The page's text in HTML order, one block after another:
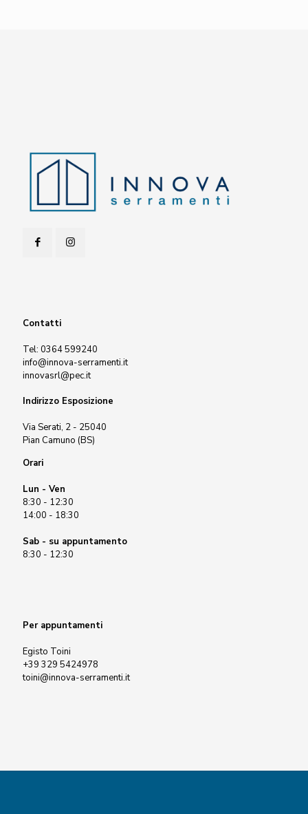
Contatti
Tel: 0364 599240
info@innova-serramenti.it
innovasrl@pec.it
Indirizzo Esposizione
Via Serati, 2 - 25040
Pian Camuno (BS)
Orari
Lun - Ven
8:30 - 12:30
14:00 - 18:30
Sab - su appuntamento
8:30 - 12:30
Per appuntamenti
Egisto Toini
+39 329 5424978
toini@innova-serramenti.it